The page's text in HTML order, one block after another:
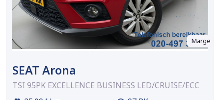
Marge
SEAT Arona
TSI 95PK EXCELLENCE BUSINESS LED/CRUISE/ECC